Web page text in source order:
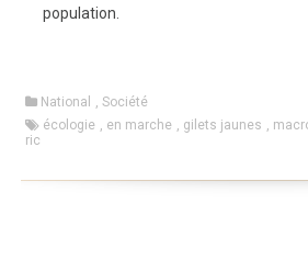
population.
National ,Société
écologie , en marche , gilets jaunes ,
ric